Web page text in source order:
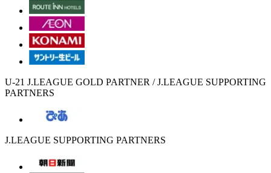
U-21 J.LEAGUE GOLD PARTNER / J.LEAGUE SUPPORTING
PARTNERS
J.LEAGUE SUPPORTING PARTNERS